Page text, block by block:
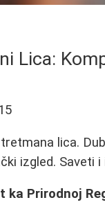
Lica:
lica.
izgled. Saveti i
ka Prirodnoj